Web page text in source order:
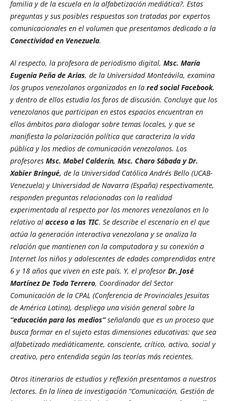
familia y de la escuela en la alfabetización mediática?. Estas
preguntas y sus posibles respuestas son tratadas por expertos
comunicacionales en el volumen que presentamos dedicado a la
Conectividad en Venezuela.
Al respecto, la profesora de periodismo digital, Msc. María
Eugenia Peña de Arias, de la Universidad Monteávila, examina
los grupos venezolanos organizados en la red socialFacebook,
y dentro de ellos estudia los foros de discusión. Concluye que los
venezolanos que participan en estos espacios encuentran en
ellos ámbitos para dialogar sobre temas locales, y que se
manifiesta la polarización política que caracteriza la vida
pública y los medios de comunicación venezolanos. Los
profesores Msc. Mabel Calderín, Msc. Charo Sábada y Dr.
Xabier Bringué, de la Universidad Católica Andrés Bello (UCAB-
Venezuela) y Universidad de Navarra (España) respectivamente,
responden preguntas relacionadas con la realidad
experimentada al respecto por los menores venezolanos en lo
relativo al acceso a las TIC. Se describe el escenario en el que
actúa la generación interactiva venezolana y se analiza la
relación que mantienen con la computadora y su conexión a
Internet los niños y adolescentes de edades comprendidas entre
6 y 18 años que viven en este país. Y, el profesor Dr. José
Martínez De Toda Terrero, Coordinador del Sector
Comunicación de la CPAL (Conferencia de Provinciales Jesuitas
de América Latina), despliega una visión general sobre la
“educación para los medios”señalando que es un proceso que
busca formar en el sujeto estas dimensiones educativas: que sea
alfabetizado mediáticamente, consciente, crítico, activo, social y
creativo, pero entendida según las teorías más recientes.
Otros itinerarios de estudios y reflexión presentamos a nuestros
lectores. En la línea de investigación “Comunicación, Gestión de